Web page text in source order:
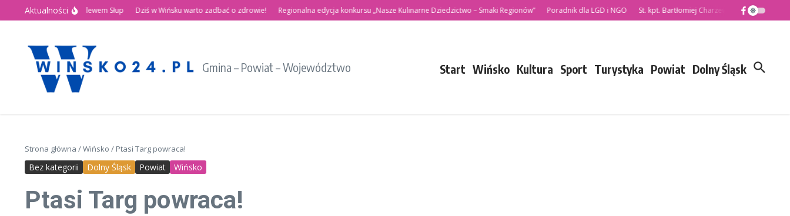
Przejdź do treści
Aktualności
Święto nad Zalewem Słup Dziś w Wińsku warto zadbać o zdrowie! Regionalna edycja konkursu „Nasze Kulinarne Dziedzictwo – Smaki Regionów” Poradnik dla LGD i NGO St. kpt. Bartłomiej Charzewski nowym Komendantem
Gmina – Powiat – Województwo Start Wińsko Kultura Sport Turystyka Powiat Dolny Śląsk
Strona główna /Wińsko / Ptasi Targ powraca!
Bez kategorii Dolny Śląsk Powiat Wińsko
Ptasi Targ powraca!